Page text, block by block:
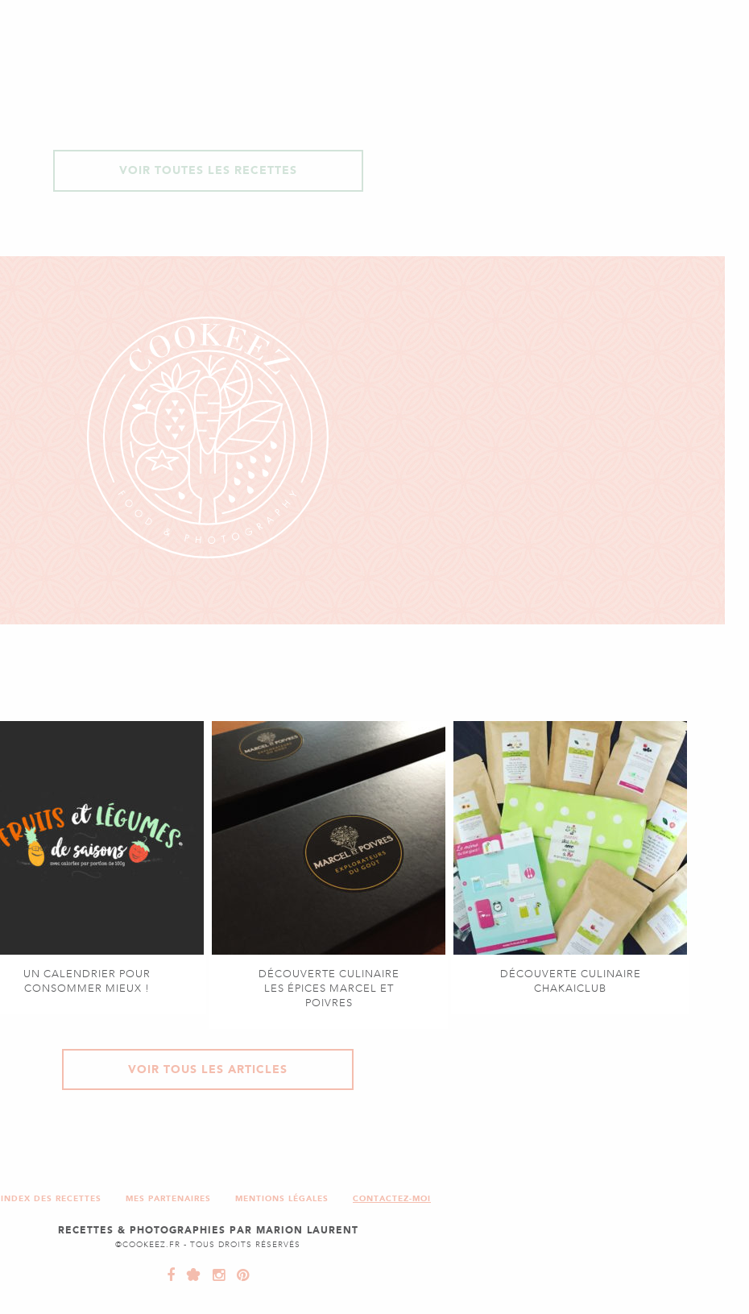
VOIR TOUTES LES RECETTES
UN CALENDRIER POUR
CONSOMMER MIEUX !
DÉCOUVERTE CULINAIRE
LES ÉPICES MARCEL ET
POIVRES
DÉCOUVERTE CULINAIRE
CHAKAICLUB
VOIR TOUS LES ARTICLES
INDEX DES RECETTES MES PARTENAIRES MENTIONS LÉGALES CONTACTEZ-MOI
RECETTES & PHOTOGRAPHIES PAR MARION LAURENT
©COOKEEZ.FR - TOUS DROITS RÉSERVÉS